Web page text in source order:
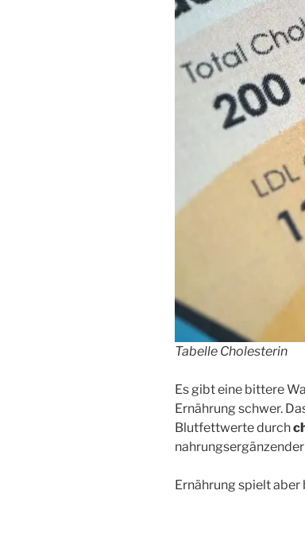
Tabelle Cholesterin
Es gibt eine bittere
Ernährung schwer.
Blutfettwerte durch
nahrungsergänzender
Ernährung spielt aber